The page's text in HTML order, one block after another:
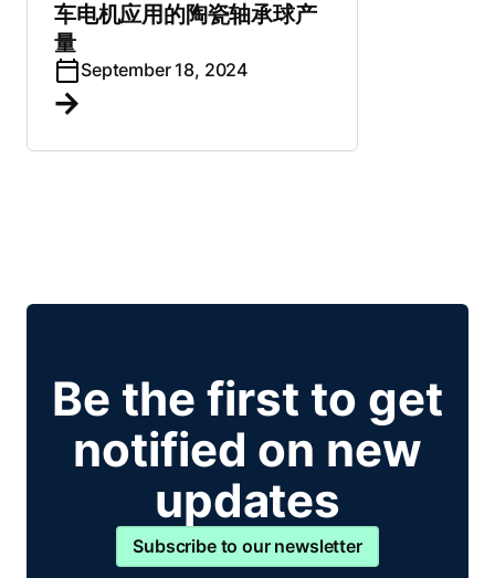
车电机应用的陶瓷轴承球产
量
September 18, 2024
Be the first to get
notified on new
updates
Subscribe to our newsletter